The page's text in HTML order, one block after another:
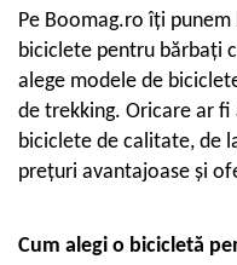
Butuci
Accesorii butuci
Roti
Jante bicicleta
Fond de janta
Sei si tija sa bicicleta
Sei
Pe Boomag.ro îți
biciclete pentru bărbați
alege modele de
de trekking. Oricare ar
biciclete de calitate, de
prețuri avantajoase și
Cum alegi o bicicletă